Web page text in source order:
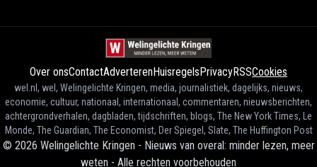
Over onsContactAdverterenHuisregelsPrivacyRSSCookies
wel.nl, wel, Welingelichte Kringen, media, journalistiek, dagelijks, nieuws,
economie, cultuur, nationaal, internationaal, commentaren, nieuwsberichten,
achtergrondverhalen, dagbladen, tijdschriften, blogs, The New York Times, Le
Monde, The Guardian, The Economist, Der Spiegel, Slate, The Huffington Post
© 2026 Welingelichte Kringen - Nieuws van overal: minder lezen, meer
weten - Alle rechten voorbehouden